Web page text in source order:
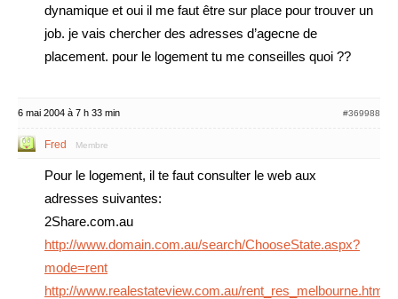
dynamique et oui il me faut être sur place pour trouver un
job. je vais chercher des adresses d’agecne de
placement. pour le logement tu me conseilles quoi ??
6 mai 2004 à 7 h 33 min #369988
Fred Membre
Pour le logement, il te faut consulter le web aux
adresses suivantes:
2Share.com.au
http://www.domain.com.au/search/ChooseState.aspx?
mode=rent
http://www.realestateview.com.au/rent_res_melbourne.html